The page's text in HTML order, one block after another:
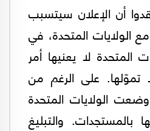
أن الإعلان سيتسبب
الولايات المتحدة، في
المتحدة لا يعنيها أمر
على الرغم من
الولايات المتحدة
بالمستجدات. والتبليغ